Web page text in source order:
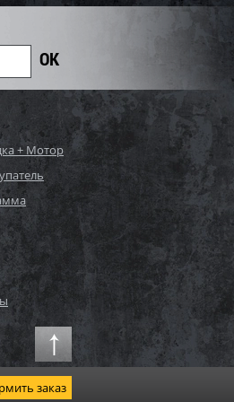
Экономия
BW, Bestway, Детский
бассейн
"Баскетбол"...
i 3 578i
Экономия
+ Мотор
заказ